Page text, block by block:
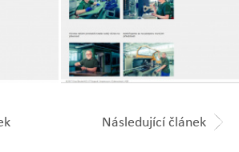
fotografiiNásledující článek